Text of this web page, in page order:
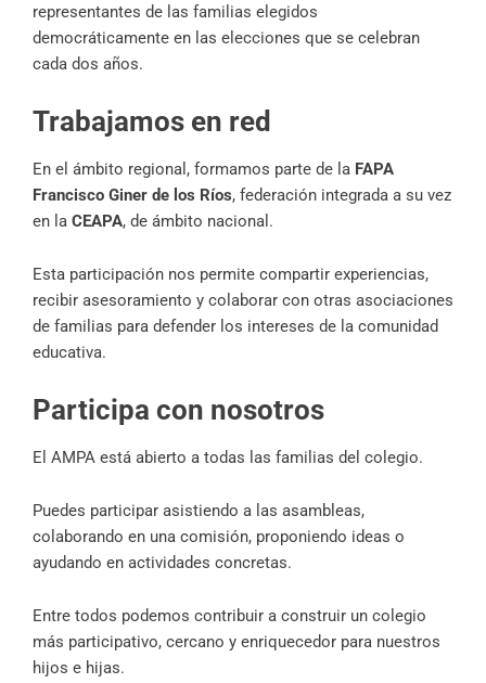
representantes de las familias elegidos
democráticamente en las elecciones que se celebran
cada dos años.
Trabajamos en red
En el ámbito regional, formamos parte de la FAPA
Francisco Giner de los Ríos, federación integrada a su vez
en la CEAPA, de ámbito nacional.
Esta participación nos permite compartir experiencias,
recibir asesoramiento y colaborar con otras asociaciones
de familias para defender los intereses de la comunidad
educativa.
Participa con nosotros
El AMPA está abierto a todas las familias del colegio.
Puedes participar asistiendo a las asambleas,
colaborando en una comisión, proponiendo ideas o
ayudando en actividades concretas.
Entre todos podemos contribuir a construir un colegio
más participativo, cercano y enriquecedor para nuestros
hijos e hijas.